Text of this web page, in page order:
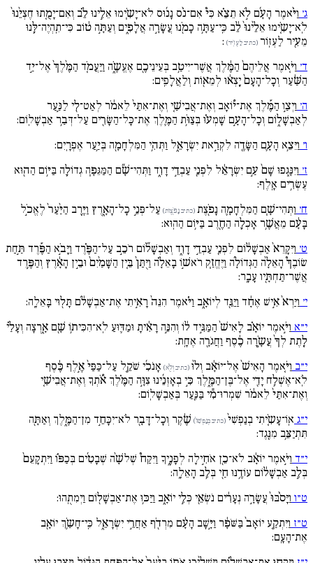
ג׳ וַיֹּ֨אמֶר הָעָ֜ם לֹ֣א תֵצֵ֗א כִּי֩ אִם־נֹ֨ס נָנ֜וּס לֹא־יָשִֹ֧ימוּ אֵלֵ֣ינוּ לֵ֗ב וְאִם־יָמֻ֚תוּ חֶצְיֵ֙נוּ֙
לֹֽא־יָשִֹ֚ימוּ אֵלֵ֙ינוּ֙ לֵ֔ב כִּֽי־עַתָּ֥ה כָמֹ֖נוּ עֲשָׂרָ֣ה אֲלָפִ֑ים וְעַתָּ֣ה ט֔וֹב כִּי־תִֽהְיֶה־לָּ֥נוּ
מֵעִ֖יר לַעְזֽוֹר (כתיב לַעְזֹֽיר) :
ד׳ וַיֹּ֚אמֶר אֲלֵיהֶם֙ הַמֶּ֔לֶךְ אֲשֶׁר־יִיטַ֥ב בְּעֵינֵיכֶ֖ם אֶעֱשֶֹ֑ה וַיַּעֲמֹ֚ד הַמֶּ֙לֶךְ֙ אֶל־יַ֣ד
הַשַּׁ֔עַר וְכָל־הָעָם֙ יָֽצְא֔וּ לְמֵא֖וֹת וְלַאֲלָפִֽים:
ה׳ וַיְצַ֣ו הַמֶּ֡לֶךְ אֶת־י֠וֹאָב וְאֶת־אֲבִישַׁ֚י וְאֶת־אִתַּי֙ לֵאמֹ֔ר לְאַט־לִ֖י לַנַּ֣עַר
לְאַבְשָׁל֑וֹם וְכָל־הָעָ֣ם שָׁמְע֗וּ בְּצַוֹּ֥ת הַמֶּ֛לֶךְ אֶת־כָּל־הַשָּׂרִ֖ים עַל־דְּבַ֥ר אַבְשָׁלֽוֹם:
ו׳ וַיֵּצֵ֥א הָעָ֛ם הַשָּׂדֶ֖ה לִקְרַ֣את יִשְׂרָאֵ֑ל וַתְּהִ֥י הַמִּלְחָמָ֖ה בְּיַ֥עַר אֶפְרָֽיִם:
ז׳ וַיִּנָּ֚גְפוּ שָׁם֙ עַ֣ם יִשְׂרָאֵ֔ל לִפְנֵ֖י עַבְדֵ֣י דָוִ֑ד וַתְּהִי־שָׁ֞ם הַמַּגֵּפָ֧ה גְדוֹלָ֛ה בַּיּ֥וֹם הַה֖וּא
עֶשְׂרִ֥ים אָֽלֶף:
ח׳ וַתְּהִי־שָׁ֧ם הַמִּלְחָמָ֛ה נָפֹ֖צֶת (כתיב נָפֹ֖צֶות) עַל־פְּנֵ֣י כָל־הָאָ֑רֶץ וַיֶּ֚רֶב הַיַּ֙עַר֙ לֶאֱכֹ֣ל
בָּעָ֔ם מֵאֲשֶׁ֥ר אָכְלָ֛ה הַחֶ֖רֶב בַּיּ֥וֹם הַהֽוּא:
ט׳ וַיִּקָּרֵא֙ אַבְשָׁל֔וֹם לִפְנֵ֖י עַבְדֵ֣י דָוִ֑ד וְאַבְשָׁל֞וֹם רֹכֵ֣ב עַל־הַפֶּ֗רֶד וַיָּבֹ֣א הַפֶּ֡רֶד תַּ֣חַת
שׂוֹבֶךְ֩ הָאֵלָ֨ה הַגְּדוֹלָ֜ה וַיֶּחֱזַ֧ק רֹאשׁ֣וֹ בָאֵלָ֗ה וַיֻּתַּן֙ בֵּ֚ין הַשָּׁמַ֙יִם֙ וּבֵ֣ין הָאָ֔רֶץ וְהַפֶּ֥רֶד
אֲשֶׁר־תַּחְתָּ֖יו עָבָֽר:
י׳ וַיַּרְא֙ אִ֣ישׁ אֶחָ֔ד וַיַּגֵּ֖ד לְיוֹאָ֑ב וַיֹּ֗אמֶר הִנֵּה֙ רָאִ֣יתִי אֶת־אַבְשָׁלֹ֔ם תָּל֖וּי בָּאֵלָֽה:
י״א וַיֹּ֣אמֶר יוֹאָ֗ב לָאִישׁ֙ הַמַּגִּ֣יד ל֔וֹ וְהִנֵּ֣ה רָאִ֔יתָ וּמַדּ֛וּעַ לֹֽא־הִכִּית֥וֹ שָׁ֖ם אָ֑רְצָה וְעָלַ֗י
לָ֚תֶת לְךָ֙ עֲשָֹ֣רָה כֶ֔סֶף וַחֲגֹרָ֖ה אֶחָֽת:
י״ב וַיֹּ֚אמֶר הָאִישׁ֙ אֶל־יוֹאָ֔ב וְל֨וּ (כתיב וְלֻ֨א) אָנֹכִ֜י שֹׁקֵ֚ל עַל־כַּפַּי֙ אֶ֣לֶף כֶּ֔סֶף
לֹֽא־אֶשְׁלַ֥ח יָדִ֖י אֶל־בֶּן־הַמֶּ֑לֶךְ כִּ֣י בְאָזְנֵ֜ינוּ צִוָּ֣ה הַמֶּ֗לֶךְ אֹ֠תְךָ וְאֶת־אֲבִישַׁ֚י
וְאֶת־אִתַּי֙ לֵאמֹ֔ר שִׁמְרוּ־מִ֕י בַּנַּ֖עַר בְּאַבְשָׁלֽוֹם:
י״ג אֽוֹ־עָשִֹ֚יתִי בְנַפְשִׁי֙ (כתיב בְנַפְשִׁו֙) שֶׁ֔קֶר וְכָל־דָּבָ֖ר לֹא־יִכָּחֵ֣ד מִן־הַמֶּ֑לֶךְ וְאַתָּ֖ה
תִּתְיַצֵּ֥ב מִנֶּֽגֶד:
י״ד וַיֹּ֣אמֶר יוֹאָ֔ב לֹא־כֵ֖ן אֹחִ֣ילָה לְפָנֶ֑יךָ וַיִּקַּח֩ שְׁלשָׁ֨ה שְׁבָטִ֜ים בְּכַפּ֗וֹ וַיִּתְקָעֵם֙
בְּלֵ֣ב אַבְשָׁל֔וֹם עוֹדֶ֥נּוּ חַ֖י בְּלֵ֥ב הָאֵלָֽה:
ט״ו וַיָּסֹ֙בּוּ֙ עֲשָׂרָ֣ה נְעָרִ֔ים נֹשְׂאֵ֖י כְּלֵ֣י יוֹאָ֑ב וַיַּכּ֥וּ אֶת־אַבְשָׁל֖וֹם וַיְמִתֻֽהוּ:
ט״ז וַיִּתְקַ֚ע יוֹאָב֙ בַּשֹּׁפָ֔ר וַיָּ֣שָׁב הָעָ֔ם מִרְדֹ֖ף אַחֲרֵ֣י יִשְׂרָאֵ֑ל כִּֽי־חָשַֹ֥ךְ יוֹאָ֖ב
אֶת־הָעָֽם: